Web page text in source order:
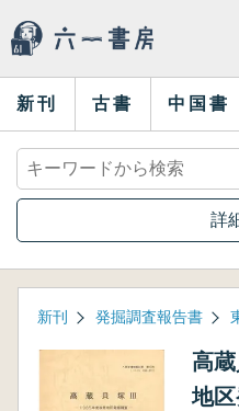
新刊 古書 中国書
詳
新刊 発掘調査報告書
高
地